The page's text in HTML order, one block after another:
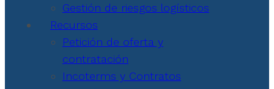
Gestión de riesgos logísticos
Recursos
Petición de oferta y
contratación
Incoterms y Contratos